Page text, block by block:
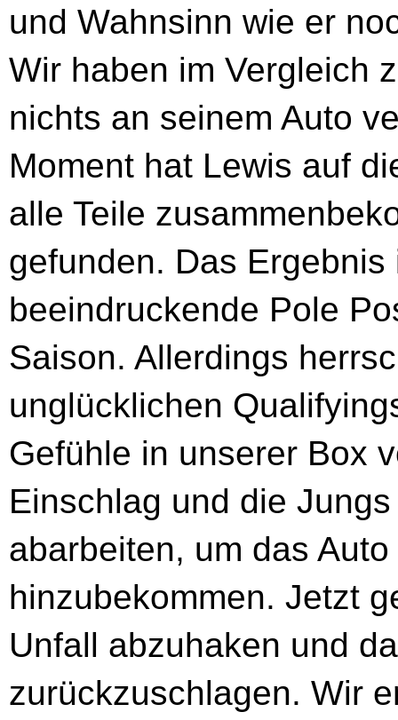
und Wahnsinn wie er
Wir haben im Vergleich
nichts an seinem Auto
Moment hat Lewis auf
alle Teile
gefunden. Das
beeindruckende Pole
Saison. Allerdings
unglücklichen
Gefühle in unserer Box
Einschlag und die
abarbeiten, um das
hinzubekommen. Jetzt
Unfall abzuhaken und
zurückzuschlagen. Wir